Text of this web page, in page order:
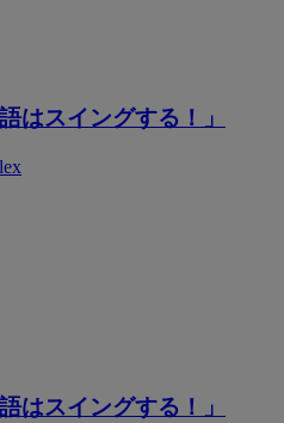
はスイングする！」
はスイングする！」